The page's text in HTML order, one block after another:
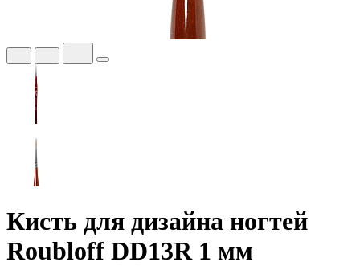
Кисть для дизайна ногтей
Roubloff DD13R 1 мм